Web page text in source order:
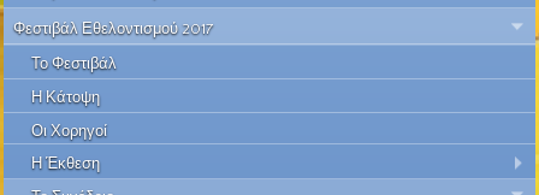
Φεστιβάλ Εθελοντισμού 2017
Το Φεστιβάλ
Η Κάτοψη
Οι Χορηγοί
Η Έκθεση